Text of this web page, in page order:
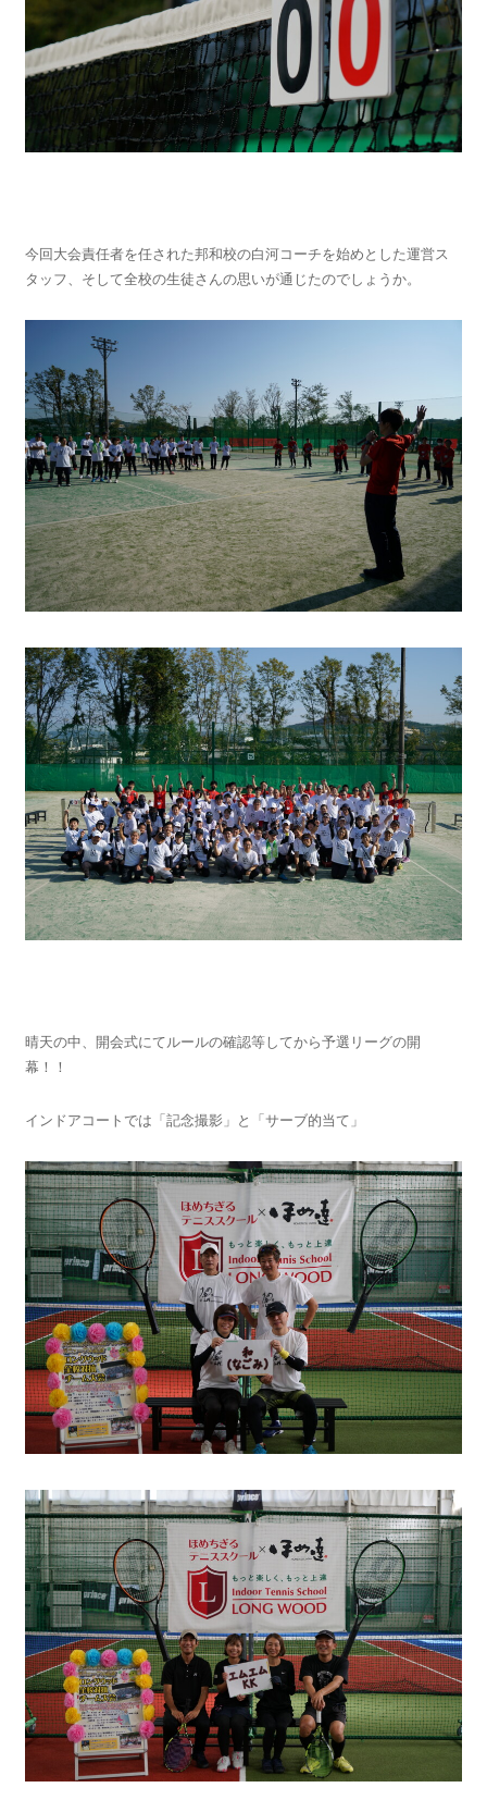
今回大会責任者を任された邦和校の白河コーチを始めとした運営ス
タッフ、そして全校の生徒さんの思いが通じたのでしょうか。
晴天の中、開会式にてルールの確認等してから予選リーグの開
幕！！
インドアコートでは「記念撮影」と「サーブ的当て」